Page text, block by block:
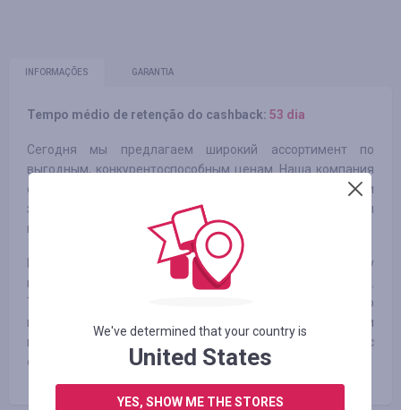
INFORMAÇÕES GARANTIA
Tempo médio de retenção do cashback: 53 dia
Сегодня мы предлагаем широкий ассортимент по
выгодным, конкурентоспособным ценам. Наша компания
сотрудничает только с ведущими отечественными и
зарубежными производителями, поэтому мы
гарантируем высокое качество каждого товара.
В настоящее время компания «Максимус» по праву
входит в пятерку крупнейших розничных сетей Москвы.
Тот факт, что мы проповедуем принцип максимально
привлекательных для потребителя цен, при сохранении
неизменно высокого качества, позволяет нам с
оптимизмом смотреть в будущее.
We've determined that your country is
United States
YES, SHOW ME THE STORES